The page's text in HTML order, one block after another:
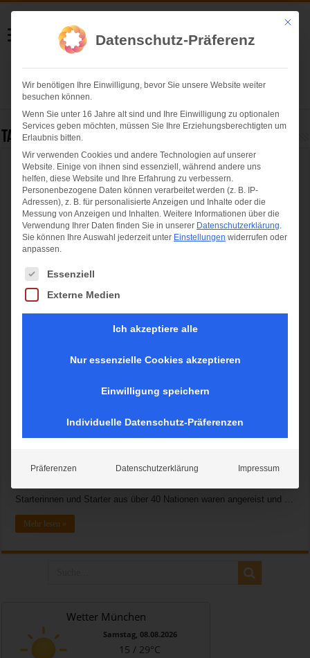
Helmut Swoboda
Fotografie
Herzlich willkommen
Tag Archives:
IFSC Boulder-WM 2014: Juliane Wurm ist
die neue Weltmeisterin im Bouldern
Es war bis zuletzt ein Kopf-an-Kopf Rennen, aber am Ende hat es
Weltmeistertitel für das deutsche Team. In einem spannenden Finale
letzten letzten Boulder des Finales zog sie an der Amerikanerin Alex
Puccio vorbei. Jan Hojer (DAV Frankfurt am Main) zeigte ebenfalls
dem neuen Weltmeister Adam Ondra aus Tschechien und Jernej
Starterinnen und Starter aus über 40 Nationen waren angereist und …
Mehr lesen »
Wetter München
Samstag, 08.08.2026
15 / 29°C
Mit
Datenschutz-Präferenz
Wir benötigen Ihre Einwilligung, bevor Sie unsere Website weiter
besuchen können.
Wenn Sie unter 16 Jahre alt sind und Ihre Einwilligung zu optionalen
Services geben möchten, müssen Sie Ihre Erziehungsberechtigten um
Erlaubnis bitten.
Wir verwenden Cookies und andere Technologien auf unserer
Website. Einige von ihnen sind essenziell, während andere uns
helfen, diese Website und Ihre Erfahrung zu verbessern.
Personenbezogene Daten können verarbeitet werden (z. B. IP-
Adressen), z. B. für personalisierte Anzeigen und Inhalte oder die
Messung von Anzeigen und Inhalten. Weitere Informationen über die
Verwendung Ihrer Daten finden Sie in unserer Datenschutzerklärung.
Sie können Ihre Auswahl jederzeit unter Einstellungen widerrufen oder
anpassen.
Es folgt eine Liste der Service-Gruppen, für die eine Einwilligung
Essenziell
Externe Medien
Ich akzeptiere alle
Nur essenzielle Cookies akzeptieren
Einwilligung speichern
Individuelle Datenschutz-Präferenzen
Präferenzen Datenschutzerklärung Impressum